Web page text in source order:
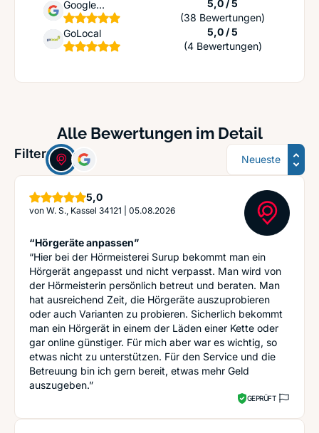
Google
Unternehmensprofil
5,0 / 5
(38 Bewertungen)
GoLocal
5,0 / 5
(4 Bewertungen)
Alle Bewertungen im Detail
Filter: Sortierung
5,0Sterne
von W. S., Kassel 34121 05.08.2026
“Hörgeräte anpassen”
“Hier bei der Hörmeisterei Surup bekommt man ein
Hörgerät angepasst und nicht verpasst. Man wird von
der Hörmeisterin persönlich betreut und beraten. Man
hat ausreichend Zeit, die Hörgeräte auszuprobieren
oder auch Varianten zu probieren. Sicherlich bekommt
man ein Hörgerät in einem der Läden einer Kette oder
gar online günstiger. Für mich aber war es wichtig, so
etwas nicht zu unterstützen. Für den Service und die
Betreuung bin ich gern bereit, etwas mehr Geld
auszugeben.”
GEPRÜFT